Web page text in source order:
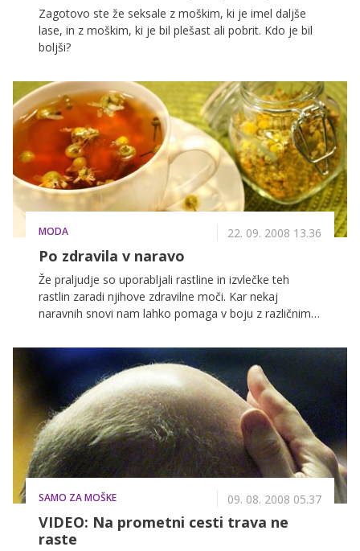
Zagotovo ste že seksale z moškim, ki je imel daljše
lase, in z moškim, ki je bil plešast ali pobrit. Kdo je bil
boljši?
MODA 22. 09. 2008 13.36
Po zdravila v naravo
Že praljudje so uporabljali rastline in izvlečke teh
rastlin zaradi njihove zdravilne moči. Kar nekaj
naravnih snovi nam lahko pomaga v boju z različnimi
uporabljati.
SAMO ZA MOŠKE 09. 08. 2008 05.37
VIDEO: Na prometni cesti trava ne
raste